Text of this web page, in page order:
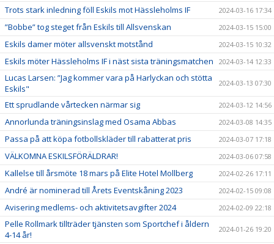
Trots stark inledning föll Eskils mot Hässleholms IF 2024-03-16 17:34
”Bobbe” tog steget från Eskils till Allsvenskan 2024-03-15 15:00
Eskils damer möter allsvenskt motstånd 2024-03-15 10:32
Eskils möter Hässleholms IF i näst sista träningsmatchen 2024-03-14 12:33
Lucas Larsen: ”Jag kommer vara på Harlyckan och stötta
Eskils"
2024-03-13 07:30
Ett sprudlande vårtecken närmar sig 2024-03-12 14:56
Annorlunda träningsinslag med Osama Abbas 2024-03-08 14:35
Passa på att köpa fotbollskläder till rabatterat pris 2024-03-07 17:18
VÄLKOMNA ESKILSFÖRÄLDRAR! 2024-03-06 07:58
Kallelse till årsmöte 18 mars på Elite Hotel Mollberg 2024-02-26 17:11
André är nominerad till Årets Eventskåning 2023 2024-02-15 09:08
Avisering medlems- och aktivitetsavgifter 2024 2024-02-09 22:18
Pelle Rollmark tillträder tjänsten som Sportchef i åldern
4-14 år!
2024-01-26 19:20